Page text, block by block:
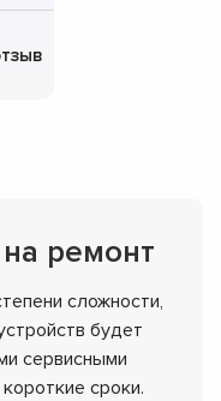
ремонт
сложности,
будет
сервисными
сроки.